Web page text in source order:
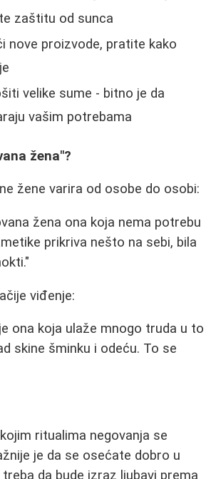
zaštitu od sunca
nove proizvode, pratite kako
velike sume - bitno je da
vašim potrebama
žena"?
žene varira od osobe do osobi:
žena ona koja nema potrebu
prikriva nešto na sebi, bila
viđenje:
ona koja ulaže mnogo truda u to
skine šminku i odeću. To se
ritualima negovanja se
je da se osećate dobro u
da bude izraz ljubavi prema